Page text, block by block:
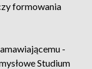
formowania
-
Studium